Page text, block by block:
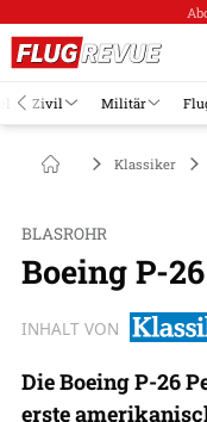
Zivil Militär
Klassiker
BLASROHR
Boeing P-
INHALT VON
Die Boeing P-26
erste